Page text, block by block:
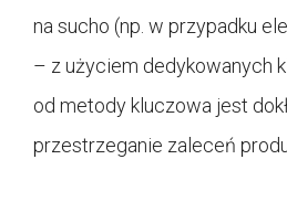
na sucho (np. w przypadku
– z użyciem dedykowanych
od metody kluczowa jest
przestrzeganie zaleceń